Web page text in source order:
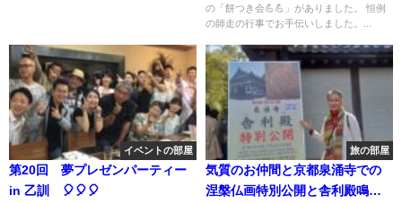
の「餅つき会💪💪」がありました。 恒例
の師走の行事でお手伝いしました。...
イベントの部屋
第20回 夢プレゼンパーティー
in 乙訓 🎈🎈🎈
旅の部屋
気質のお仲間と京都泉涌寺での
涅槃仏画特別公開と舎利殿鳴龍